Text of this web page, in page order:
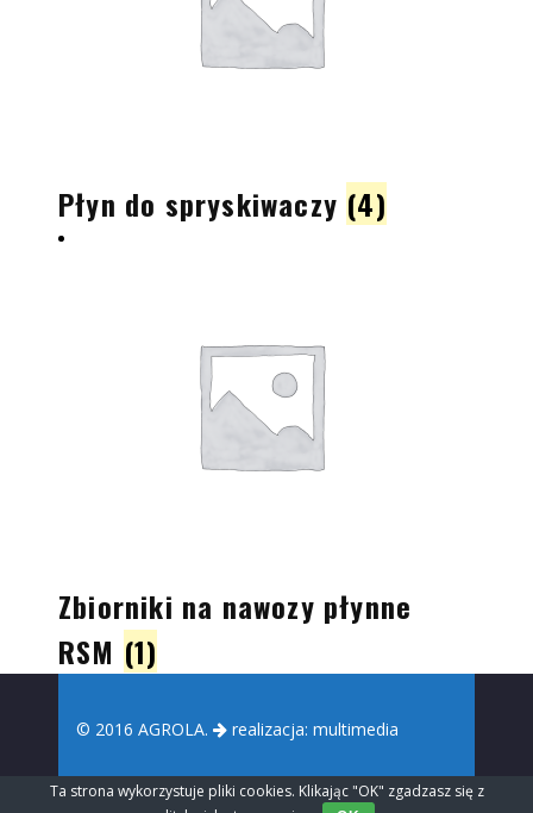
Płyn do spryskiwaczy (4)
Zbiorniki na nawozy płynne
RSM (1)
© 2016 AGROLA. realizacja: multimedia
Ta strona wykorzystuje pliki cookies. Klikając "OK" zgadzasz się z